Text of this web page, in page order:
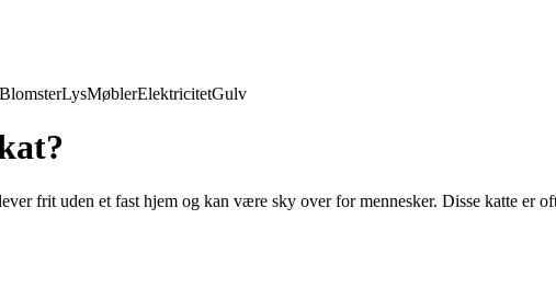
BlomsterLysMøblerElektricitetGulv
frit uden et fast hjem og kan være sky over for mennesker. Disse katte er